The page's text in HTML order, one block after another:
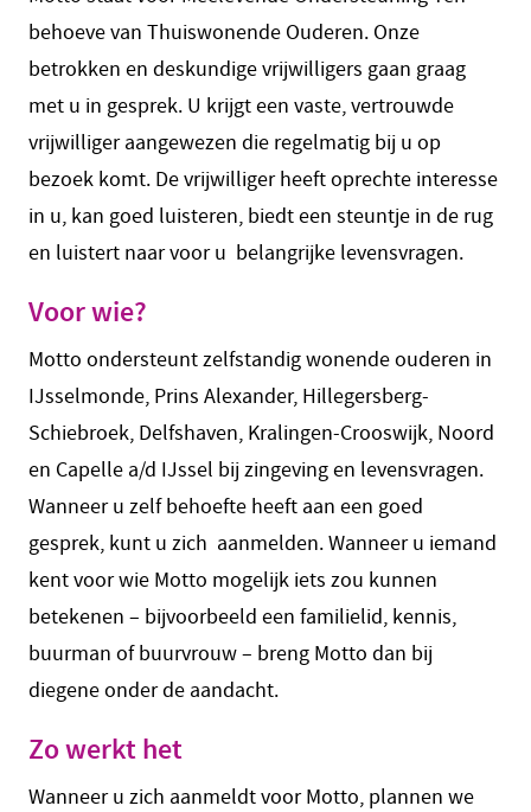
behoeve van Thuiswonende Ouderen. Onze
betrokken en deskundige vrijwilligers gaan graag
met u in gesprek. U krijgt een vaste, vertrouwde
vrijwilliger aangewezen die regelmatig bij u op
bezoek komt. De vrijwilliger heeft oprechte interesse
in u, kan goed luisteren, biedt een steuntje in de rug
en luistert naar voor u belangrijke levensvragen.
Voor wie?
Motto ondersteunt zelfstandig wonende ouderen in
IJsselmonde, Prins Alexander, Hillegersberg-
Schiebroek, Delfshaven, Kralingen-Crooswijk, Noord
en Capelle a/d IJssel bij zingeving en levensvragen.
Wanneer u zelf behoefte heeft aan een goed
gesprek, kunt u zich aanmelden. Wanneer u iemand
kent voor wie Motto mogelijk iets zou kunnen
betekenen – bijvoorbeeld een familielid, kennis,
buurman of buurvrouw – breng Motto dan bij
diegene onder de aandacht.
Zo werkt het
Wanneer u zich aanmeldt voor Motto, plannen we